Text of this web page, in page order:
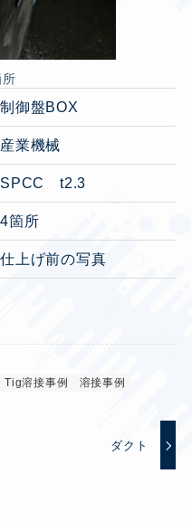
制御盤BOX
産業機械
SPCC t2.3
4箇所
仕上げ前の写真
Tig溶接事例 溶接事例
ダクト